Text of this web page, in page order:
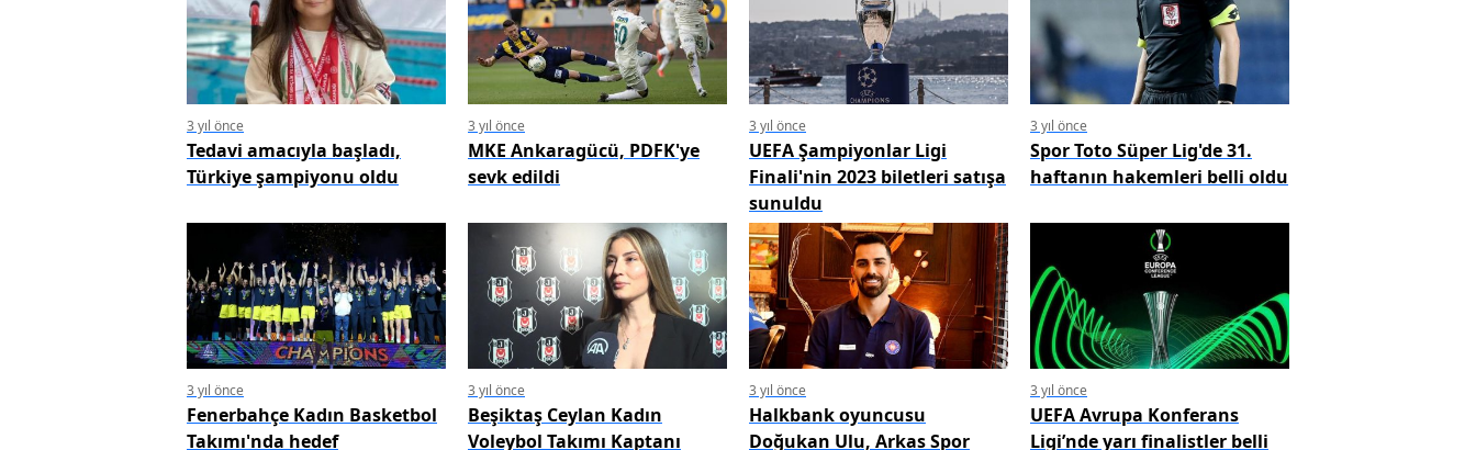
3 yıl önce
Tedavi amacıyla başladı,
Türkiye şampiyonu oldu
3 yıl önce
MKE Ankaragücü, PDFK'ye
sevk edildi
3 yıl önce
UEFA Şampiyonlar Ligi
Finali'nin 2023 biletleri satışa
sunuldu
3 yıl önce
Spor Toto Süper Lig'de 31.
haftanın hakemleri belli oldu
3 yıl önce
Fenerbahçe Kadın Basketbol
Takımı'nda hedef
3 yıl önce
Beşiktaş Ceylan Kadın
Voleybol Takımı Kaptanı
3 yıl önce
Halkbank oyuncusu
Doğukan Ulu, Arkas Spor
3 yıl önce
UEFA Avrupa Konferans
Ligi’nde yarı finalistler belli